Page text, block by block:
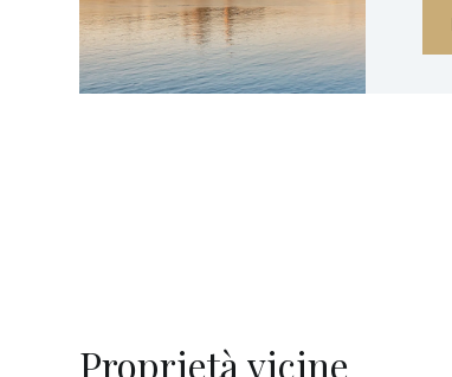
Proprietà vicine